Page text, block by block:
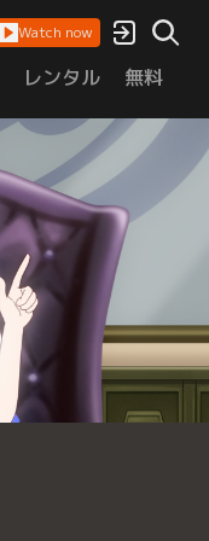
Watch now
レンタル 無料